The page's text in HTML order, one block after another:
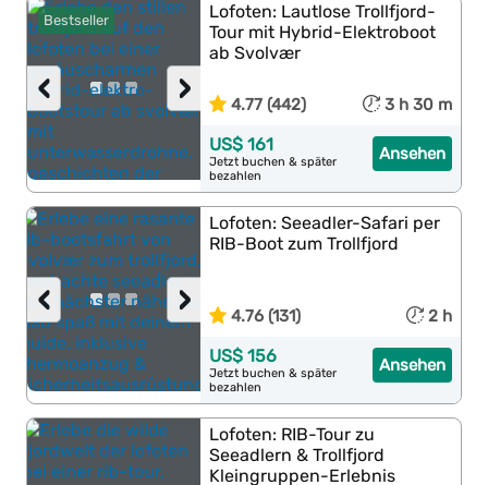
Bestseller
›
‹
Lofoten: Lautlose Trollfjord-
Tour mit Hybrid-Elektroboot
ab Svolvær
4.77 (442) 3 h 30 m
Ansehen
US$ 161
Jetzt buchen & später
bezahlen
›
‹
Lofoten: Seeadler-Safari per
RIB-Boot zum Trollfjord
4.76 (131) 2 h
Ansehen
US$ 156
Jetzt buchen & später
bezahlen
Lofoten: RIB-Tour zu
Seeadlern & Trollfjord
Kleingruppen-Erlebnis